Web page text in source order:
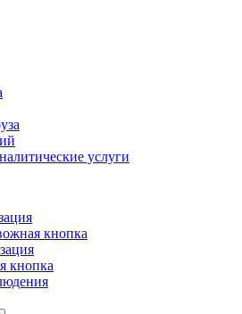
услуги
кнопка
кнопка